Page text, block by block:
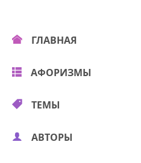
ГЛАВНАЯ
АФОРИЗМЫ
ТЕМЫ
АВТОРЫ